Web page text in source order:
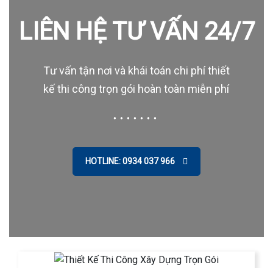
LIÊN HỆ TƯ VẤN 24/7
Tư vấn tận nơi và khái toán chi phí thiết
kế thi công trọn gói hoàn toàn miễn phí
HOTLINE: 0934 037 966